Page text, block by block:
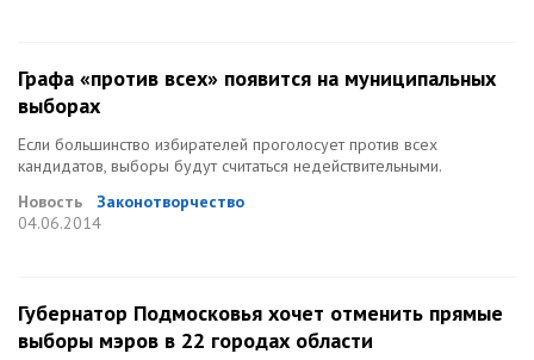
Графа «против всех» появится на муниципальных
выборах
Если большинство избирателей проголосует против всех
кандидатов, выборы будут считаться недействительными.
Новость
Законотворчество
04.06.2014
Губернатор Подмосковья хочет отменить прямые
выборы мэров в 22 городах области